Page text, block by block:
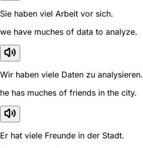
Sie haben viel Arbeit vor sich.
we have muches of data to analyze.
Wir haben viele Daten zu analysieren.
he has muches of friends in the city.
Er hat viele Freunde in der Stadt.